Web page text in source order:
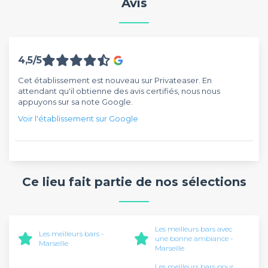
Avis
4,5/5
Cet établissement est nouveau sur Privateaser. En
attendant qu'il obtienne des avis certifiés, nous nous
appuyons sur sa note Google.
Voir l'établissement sur Google
Ce lieu fait partie de nos sélections
Les meilleurs bars -
Marseille
Les meilleurs bars avec
une bonne ambiance -
Marseille